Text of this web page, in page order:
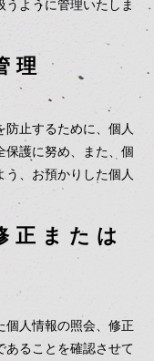
ように管理いたしま
理
止するために、個人
保護に努め、また、個
う、お預かりした個人
正または
個人情報の照会、修正
あることを確認させて